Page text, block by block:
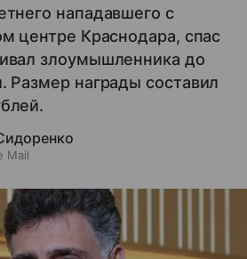
нападавшего с
центре Краснодара, спас
злоумышленника до
Размер награды составил
Mail